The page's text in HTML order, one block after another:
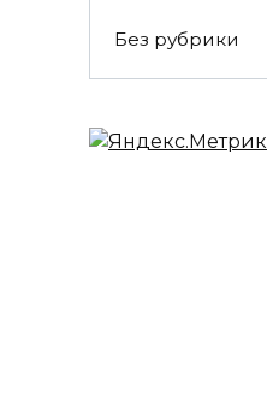
Без рубрики